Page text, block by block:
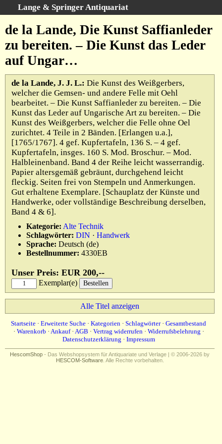
Lange & Springer Antiquariat
Startseite
Kategorien
Schlagwörter
Gesamtbestand
Warenkorb
Ankauf
AGB
Widerruf
Datenschutz
Impressum
de la Lande, Die Kunst Saffianleder
zu bereiten. – Die Kunst das Leder
auf Ungar…
de la Lande, J. J. L.: Die Kunst des Weißgerbers,
welcher die Gemsen- und andere Felle mit Oehl
bearbeitet. – Die Kunst Saffianleder zu bereiten. – Die
Kunst das Leder auf Ungarische Art zu bereiten. – Die
Kunst des Weißgerbers, welcher die Felle ohne Oel
zurichtet. 4 Teile in 2 Bänden. [Erlangen u.a.],
[1765/1767]. 4 gef. Kupfertafeln, 136 S. – 4 gef.
Kupfertafeln, insges. 160 S. Mod. Broschur. – Mod.
Halbleinenband. Band 4 der Reihe leicht wasserrandig.
Papier altersgemäß gebräunt, durchgehend leicht
fleckig. Seiten frei von Stempeln und Anmerkungen.
Gut erhaltene Exemplare. [Schauplatz der Künste und
Handwerke, oder vollständige Beschreibung derselben,
Band 4 & 6].
Kategorie: Alte Technik
Schlagwörter: DIN · Handwerk
Sprache: Deutsch (de)
Bestellnummer: 4330EB
Unser Preis: EUR 200,--
Exemplar(e)
Alle Titel anzeigen
Startseite · Erweiterte Suche · Kategorien · Schlagwörter· Gesamtbestand
· Warenkorb · Ankauf· AGB · Vertrag widerrufen· Widerrufsbelehrung ·
Datenschutzerklärung · Impressum
HescomShop - Das Webshopsystem für Antiquariate und Verlage | © 2006-2026 by
HESCOM-Software. Alle Rechte vorbehalten.